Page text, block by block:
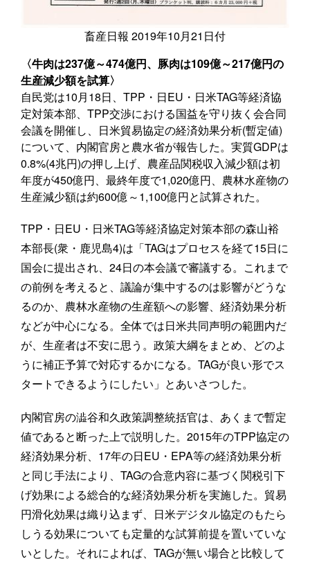
畜産日報 2019年10月21日付
〈牛肉は237億～474億円、豚肉は109億～217億円の
生産減少額を試算〉
自民党は10月18日、TPP・日EU・日米TAG等経済協
定対策本部、TPP交渉における国益を守り抜く会合同
会議を開催し、日米貿易協定の経済効果分析(暫定値)
について、内閣官房と農水省が報告した。実質GDPは
0.8%(4兆円)の押し上げ、農産品関税収入減少額は初
年度が450億円、最終年度で1,020億円、農林水産物の
生産減少額は約600億～1,100億円と試算された。
TPP・日EU・日米TAG等経済協定対策本部の森山裕
本部長(衆・鹿児島4)は「TAGはプロセスを経て15日に
国会に提出され、24日の本会議で審議する。これまで
の前例を考えると、議論が集中するのは影響がどうな
るのか、農林水産物の生産額への影響、経済効果分析
などが中心になる。全体では日米共同声明の範囲内だ
が、生産者は不安に思う。政策大綱をまとめ、どのよ
うに補正予算で対応するかになる。TAGが良い形でス
タートできるようにしたい」とあいさつした。
内閣官房の澁谷和久政策調整統括官は、あくまで暫定
値であると断った上で説明した。2015年のTPP協定の
経済効果分析、17年の日EU・EPA等の経済効果分析
と同じ手法により、TAGの合意内容に基づく関税引下
げ効果による総合的な経済効果分析を実施した。貿易
円滑化効果は織り込まず、日米デジタル協定のもたら
しうる効果についても定量的な試算前提を置いていな
いとした。それによれば、TAGが無い場合と比較して